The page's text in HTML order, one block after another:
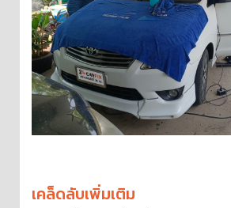
เคล็ดลับเพิ่มเติม